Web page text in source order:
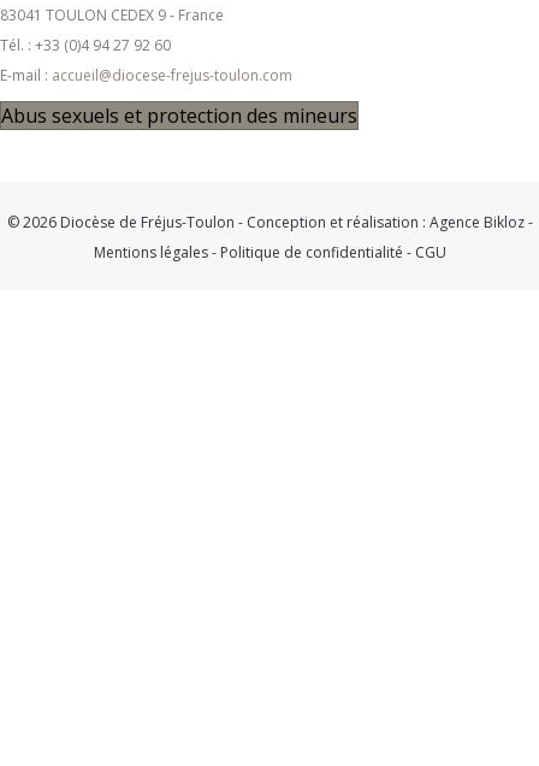
83041 TOULON CEDEX 9 - France
Tél. : +33 (0)4 94 27 92 60
E-mail : accueil@diocese-frejus-toulon.com
Abus sexuels et protection des mineurs
© 2026 Diocèse de Fréjus-Toulon - Conception et réalisation : Agence Bikloz-
Mentions légales- Politique de confidentialité - CGU